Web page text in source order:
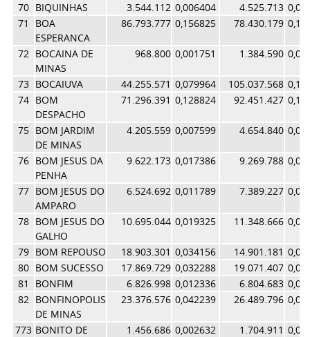
70 BIQUINHAS 3.544.112 0,006404 4.525.713
71
BOA
ESPERANCA
86.793.777 0,156825 78.430.179
72 BOCAINA DE
MINAS
968.800 0,001751 1.384.590
73 BOCAIUVA 44.255.571 0,079964 105.037.568
74 BOM
DESPACHO
71.296.391 0,128824 92.451.427
75 BOM JARDIM
DE MINAS
4.205.559 0,007599 4.654.840
76 BOM JESUS DA
PENHA
9.622.173 0,017386 9.269.788
77 BOM JESUS DO
AMPARO
6.524.692 0,011789 7.389.227
78 BOM JESUS DO
GALHO
10.695.044 0,019325 11.348.666
79 BOM REPOUSO 18.903.301 0,034156 14.901.181
80 BOM SUCESSO 17.869.729 0,032288 19.071.407
81
BONFIM 6.826.998 0,012336 6.804.683
82 BONFINOPOLIS
DE MINAS
23.376.576 0,042239 26.489.796
773 BONITO DE
1.456.686 0,002632 1.704.911